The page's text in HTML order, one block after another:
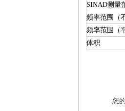
SINAD测量
频率范围（
频率范围（
体积
您